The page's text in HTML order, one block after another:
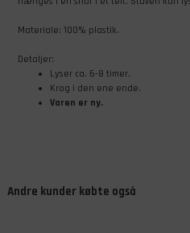
Materiale: 100% plastik.
Detaljer:
Lyser ca. 6-8 timer.
Krog i den ene ende.
Varen er ny.
Andre kunder købte også